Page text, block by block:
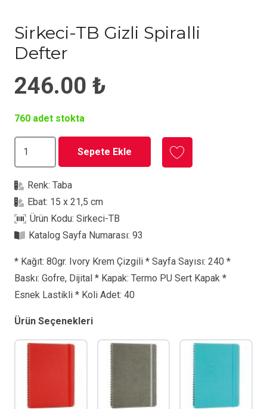
Sirkeci-TB Gizli Spiralli
Defter
246.00 ₺
760 adet stokta
Spiralli
Defter
adet
Sepete Ekle
Renk:Taba
Ebat: 15 x 21,5 cm
Ürün Kodu:Sirkeci-TB
Katalog Sayfa Numarası:93
* Kağıt: 80gr. Ivory Krem Çizgili * Sayfa Sayısı: 240 *
Baskı: Gofre, Dijital * Kapak: Termo PU Sert Kapak *
Esnek Lastikli * Koli Adet: 40
Ürün Seçenekleri